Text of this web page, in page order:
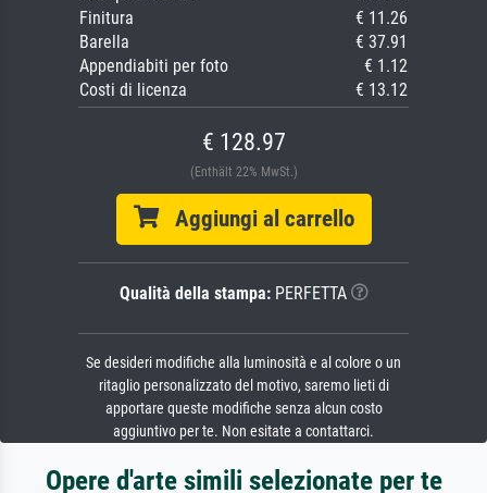
Finitura
€ 11.26
Barella
€ 37.91
Appendiabiti per foto
€ 1.12
Costi di licenza
€ 13.12
€ 128.97
(Enthält 22% MwSt.)
Aggiungi al carrello
Qualità della stampa:PERFETTA
Se desideri modifiche alla luminosità e al colore o un
ritaglio personalizzato del motivo, saremo lieti di
apportare queste modifiche senza alcun costo
aggiuntivo per te. Non esitate a contattarci.
Opere d'arte simili selezionate per te